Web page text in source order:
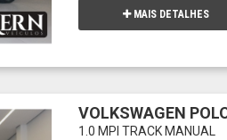
MAIS DETALHES
VOLKSWAGEN
1.0 MPI TRACK MANUAL